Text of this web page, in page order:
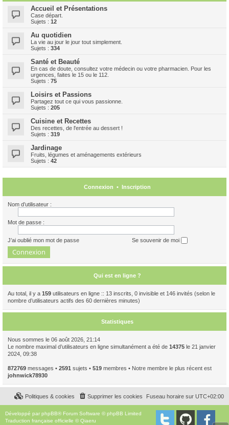
Accueil et Présentations
Case départ.
Sujets : 12
Au quotidien
La vie au jour le jour tout simplement.
Sujets : 334
Santé et Beauté
En cas de doute, consultez votre médecin ou votre pharmacien. Pour les
urgences, faites le 15 ou le 112.
Sujets : 75
Loisirs et Passions
Partagez tout ce qui vous passionne.
Sujets : 205
Cuisine et Recettes
Des recettes, de l'entrée au dessert !
Sujets : 319
Jardinage
Fruits, légumes et aménagements extérieurs
Sujets : 42
Connexion • Inscription
Nom d’utilisateur :
Mot de passe :
J’ai oublié mon mot de passe Se souvenir de moi
Qui est en ligne ?
Au total, il y a 159 utilisateurs en ligne :: 13 inscrits, 0 invisible et 146 invités (selon le
nombre d’utilisateurs actifs des 60 dernières minutes)
Statistiques
Nous sommes le 06 août 2026, 21:14
Le nombre maximal d’utilisateurs en ligne simultanément a été de 14375 le 21 janvier
2024, 09:38
872769 messages • 2591 sujets • 519 membres • Notre membre le plus récent est
johnwick78930
Fuseau horaire sur UTC+02:00
Supprimer les cookies
Politiques & cookies
Développé par phpBB® Forum Software © phpBB Limited
Traduction française officielle ©Qiaeru